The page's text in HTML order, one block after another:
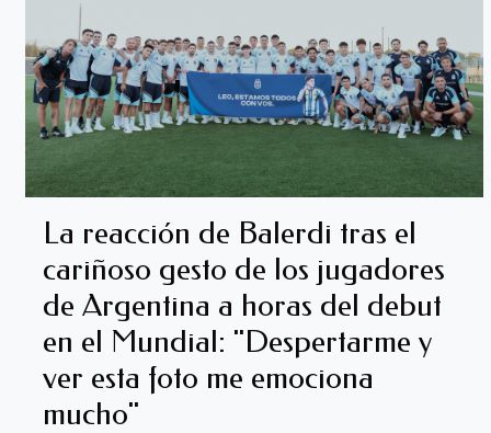
La reacción de Balerdi tras el
cariñoso gesto de los jugadores
de Argentina a horas del debut
en el Mundial: "Despertarme y
ver esta foto me emociona
mucho"